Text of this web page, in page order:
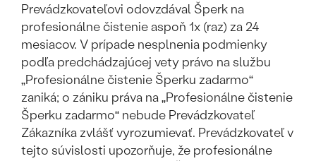
Prevádzkovateľovi odovzdával Šperk na
profesionálne čistenie aspoň 1x (raz) za 24
mesiacov. V prípade nesplnenia podmienky
podľa predchádzajúcej vety právo na službu
„Profesionálne čistenie Šperku zadarmo“
zaniká; o zániku práva na „Profesionálne čistenie
Šperku zadarmo“ nebude Prevádzkovateľ
Zákazníka zvlášť vyrozumievať. Prevádzkovateľ v
tejto súvislosti upozorňuje, že profesionálne